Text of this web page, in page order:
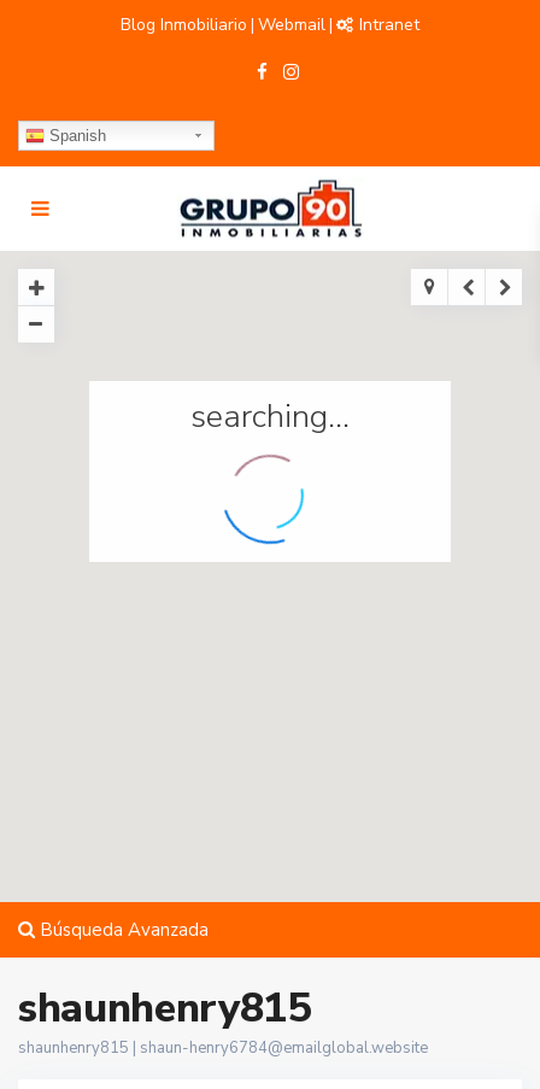
Blog Inmobiliario | Webmail| Intranet
Spanish
searching...
Búsqueda Avanzada
shaunhenry815
shaunhenry815 | shaun-henry6784@emailglobal.website